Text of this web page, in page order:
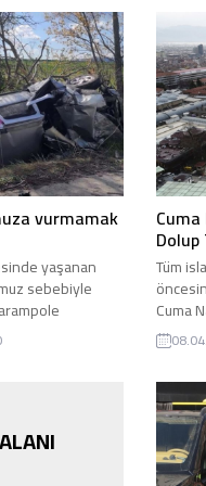
vurmamak
yaşanan
sebebiyle
hayatını
ilçesi
isimli
Dolup
Tüm
Cuma
sahip
Seferi
1400
olarak
Cami